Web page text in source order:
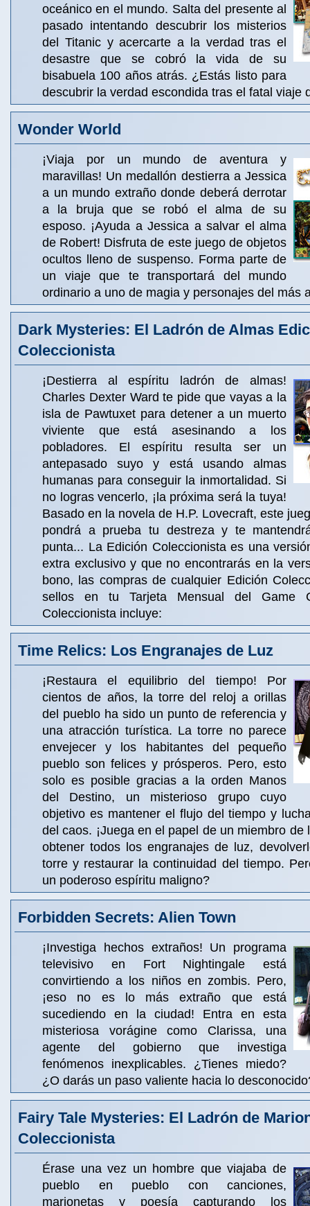
oceánico en el mundo. Salta del presente al
pasado intentando descubrir los misterios
del Titanic y acercarte a la verdad tras el
desastre que se cobró la vida de su
bisabuela 100 años atrás. ¿Estás listo para
descubrir la verdad escondida tras el fatal viaje
Wonder World
¡Viaja por un mundo de aventura y
maravillas! Un medallón destierra a Jessica
a un mundo extraño donde deberá derrotar
a la bruja que se robó el alma de su
esposo. ¡Ayuda a Jessica a salvar el alma
de Robert! Disfruta de este juego de objetos
ocultos lleno de suspenso. Forma parte de
un viaje que te transportará del mundo
ordinario a uno de magia y personajes del más
Dark Mysteries: El Ladrón de Almas
Coleccionista
¡Destierra al espíritu ladrón de almas!
Charles Dexter Ward te pide que vayas a la
isla de Pawtuxet para detener a un muerto
viviente que está asesinando a los
pobladores. El espíritu resulta ser un
antepasado suyo y está usando almas
humanas para conseguir la inmortalidad. Si
no logras vencerlo, ¡la próxima será la tuya!
Basado en la novela de H.P. Lovecraft, este
pondrá a prueba tu destreza y te
punta... La Edición Coleccionista es una
extra exclusivo y que no encontrarás en la
bono, las compras de cualquier Edición
sellos en tu Tarjeta Mensual del Game
Coleccionista incluye:
Time Relics: Los Engranajes de Luz
¡Restaura el equilibrio del tiempo! Por
cientos de años, la torre del reloj a orillas
del pueblo ha sido un punto de referencia y
una atracción turística. La torre no parece
envejecer y los habitantes del pequeño
pueblo son felices y prósperos. Pero, esto
solo es posible gracias a la orden Manos
del Destino, un misterioso grupo cuyo
objetivo es mantener el flujo del tiempo y
del caos. ¡Juega en el papel de un miembro de
obtener todos los engranajes de luz,
torre y restaurar la continuidad del tiempo.
un poderoso espíritu maligno?
Forbidden Secrets: Alien Town
¡Investiga hechos extraños! Un programa
televisivo en Fort Nightingale está
convirtiendo a los niños en zombis. Pero,
¡eso no es lo más extraño que está
sucediendo en la ciudad! Entra en esta
misteriosa vorágine como Clarissa, una
agente del gobierno que investiga
fenómenos inexplicables. ¿Tienes miedo?
¿O darás un paso valiente hacia lo
Fairy Tale Mysteries: El Ladrón de
Coleccionista
Érase una vez un hombre que viajaba de
pueblo en pueblo con canciones,
marionetas y poesía capturando los